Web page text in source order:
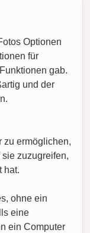
Optionen
für
gab.
und der
zu ermöglichen,
zuzugreifen,
hat.
ohne ein
eine
ein Computer